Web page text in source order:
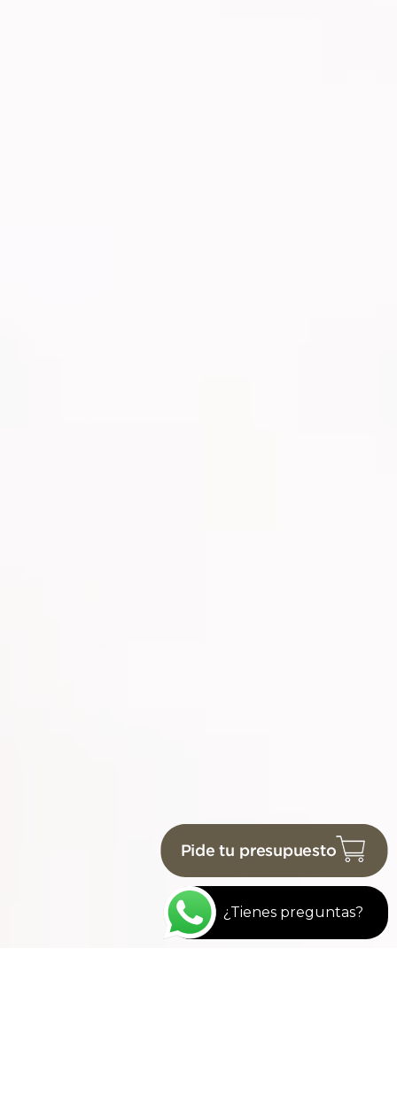
¿Tienes preguntas?